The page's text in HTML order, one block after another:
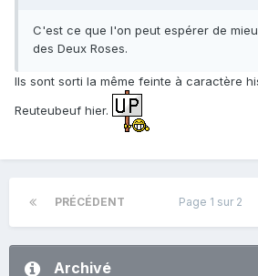
C'est ce que l'on peut espérer de
des Deux Roses.
Ils sont sorti la même feinte à caractère
Reuteubeuf hier.
PRÉCÉDENT Page 1 sur 2
Archivé